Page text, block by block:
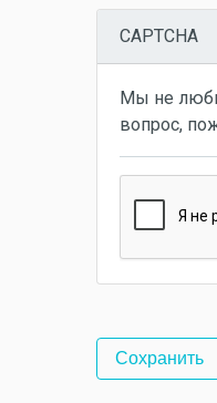
CAPTCHA
Мы не
вопрос,